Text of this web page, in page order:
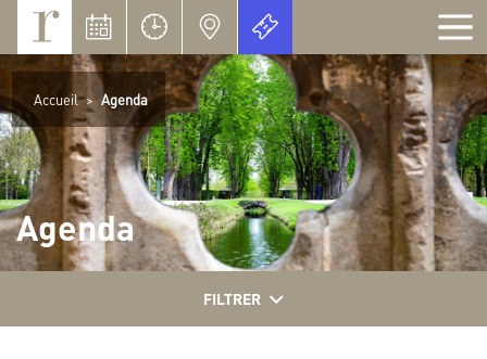
Accueil > Agenda
Agenda
FILTRER
Panneau de gestion des cookies